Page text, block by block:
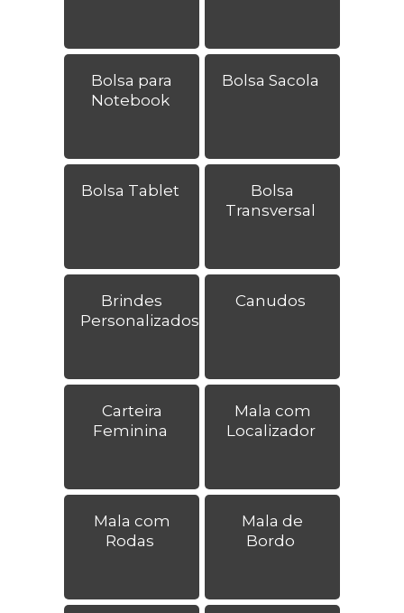
Bolsa para
Notebook
Bolsa Sacola
Bolsa Tablet
Bolsa
Transversal
Brindes
Personalizados
Canudos
Carteira
Feminina
Mala com
Localizador
Mala com
Rodas
Mala de
Bordo